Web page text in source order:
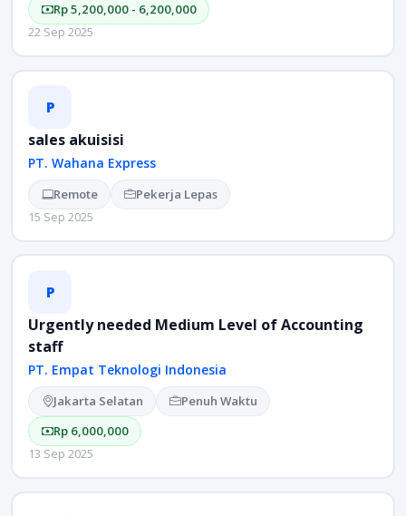
Rp 5,200,000 - 6,200,000
22 Sep 2025
P
sales akuisisi
PT. Wahana Express
Remote Pekerja Lepas
15 Sep 2025
P
Urgently needed Medium Level of Accounting
staff
PT. Empat Teknologi Indonesia
Jakarta Selatan
Penuh Waktu
Rp 6,000,000
13 Sep 2025